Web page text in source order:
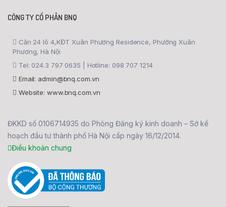
CÔNG TY CỔ PHẦN BNQ
Căn 24 lô 4,KĐT Xuân Phương Residence, Phường Xuân
Phương, Hà Nội
Tel: 024.3 797 0635 | Hotline: 098 707 1214
Email: admin@bnq.com.vn
Website: www.bnq.com.vn
ĐKKD số 0106714935 do Phòng Đăng ký kinh doanh – Sở kế
hoạch đầu tư thành phố Hà Nội cấp ngày 16/12/2014.
Điều khoản chung